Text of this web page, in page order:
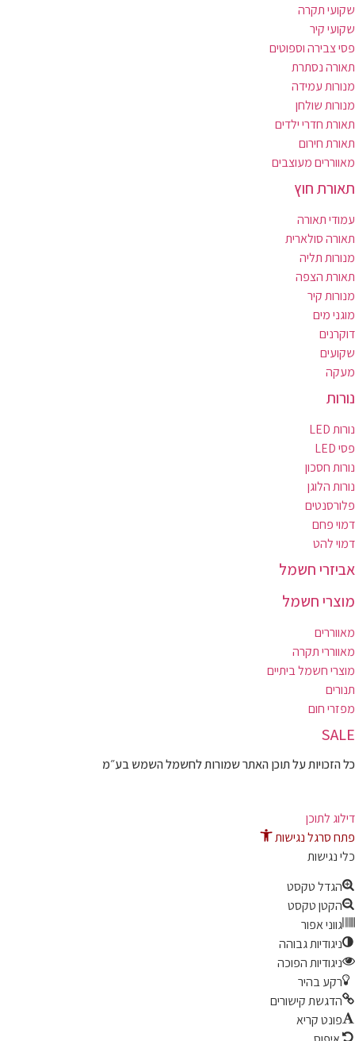
שקועי תקרה
שקועי קיר
פסי צבירה וספוטים
תאורה נסתרת
מנורות עמידה
מנורות שולחן
תאורת חדרי ילדים
תאורת חירום
מאווררים מעוצבים
תאורת חוץ
עמודי תאורה
תאורה סולארית
מנורות תליה
תאורת הצפה
מנורות קיר
מוגני מים
דוקרנים
שקועים
מעקה
נורות
נורות LED
פסי LED
נורות חסכון
נורות הלוגן
פלורסנטים
דמוי פחם
דמוי להט
אביזרי חשמל
מוצרי חשמל
מאווררים
מאווררי תקרה
מוצרי חשמל ביתיים
תנורים
מפזרי חום
SALE
כל הזכויות על תוכן האתר שמורות לחשמל השמש בע״מ
דילוג לתוכן
פתח סרגל נגישות
כלי נגישות
הגדל טקסט
הקטן טקסט
גווני אפור
ניגודיות גבוהה
ניגודיות הפוכה
רקע בהיר
הדגשת קישורים
פונט קריא